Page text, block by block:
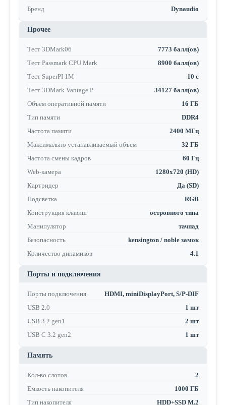
Бренд
Dynaudio
Прочее
Тест 3DMark06
7773 балл(ов)
Тест Passmark CPU Mark
8900 балл(ов)
Тест SuperPI 1M
10 с
Тест 3DMark Vantage P
34127 балл(ов)
Объем оперативной памяти
16 ГБ
Тип памяти
DDR4
Частота памяти
2400 МГц
Максимально устанавливаемый объем
32 ГБ
Частота смены кадров
60 Гц
Web-камера
1280x720 (HD)
Картридер
Да (SD)
Подсветка
RGB
Конструкция клавиш
островного типа
Манипулятор
тачпад
Безопасность
kensington / noble замок
Количество динамиков
4.1
Порты и подключения
Порты подключения
HDMI, miniDisplayPort, S/P-DIF
USB 2.0
1 шт
USB 3.2 gen1
2 шт
USB C 3.2 gen2
1 шт
Память
Кол-во слотов
2
Емкость накопителя
1000 ГБ
Тип накопителя
HDD+SSD M.2